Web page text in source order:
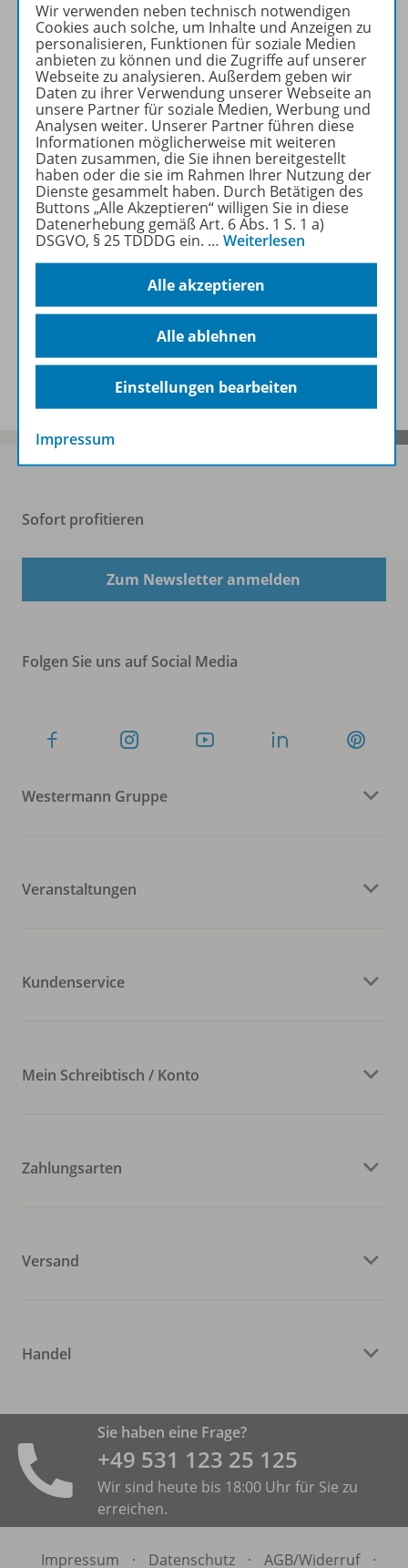
Mehr erfahren
Produktinformationen
Beschreibung
Zugehörige Produkte
Benachrichtigungs-Service
Sofort profitieren
Zum Newsletter anmelden
Folgen Sie uns auf Social Media
Westermann Gruppe
Veranstaltungen
Kundenservice
Mein Schreibtisch / Konto
Zahlungsarten
Versand
Handel
Sie haben eine Frage?
+49 531 ­123 25 125
Wir sind heute bis 18:00 Uhr für Sie zu
erreichen.
Impressum · Datenschutz · AGB/Widerruf ·
Wir verwenden neben technisch notwendigen
Cookies auch solche, um Inhalte und Anzeigen zu
personalisieren, Funktionen für soziale Medien
anbieten zu können und die Zugriffe auf unserer
Webseite zu analysieren. Außerdem geben wir
Daten zu ihrer Verwendung unserer Webseite an
unsere Partner für soziale Medien, Werbung und
Analysen weiter. Unserer Partner führen diese
Informationen möglicherweise mit weiteren
Daten zusammen, die Sie ihnen bereitgestellt
haben oder die sie im Rahmen Ihrer Nutzung der
Dienste gesammelt haben. Durch Betätigen des
Buttons „Alle Akzeptieren“ willigen Sie in diese
Datenerhebung gemäß Art. 6 Abs. 1 S. 1 a)
DSGVO, § 25 TDDDG ein. … Weiterlesen
Alle akzeptieren
Alle ablehnen
Einstellungen bearbeiten
Impressum